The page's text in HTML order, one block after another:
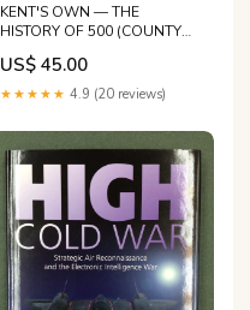
KENT'S OWN — THE
HISTORY OF 500 (COUNTY
OF KENT) SQUADRON
ROYAL AUXILIARY AIR
FORCE
autopostr_instagram_53328
US$ 45.00
★★★★★ 4.9 (20 reviews)